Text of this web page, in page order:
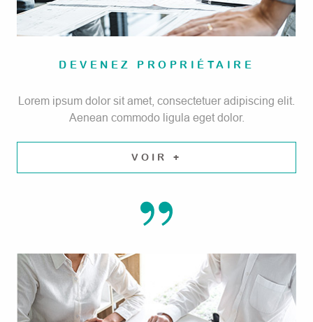
DEVENEZ PROPRIÉTAIRE
Lorem ipsum dolor sit amet, consectetuer adipiscing elit.
Aenean commodo ligula eget dolor.
VOIR +